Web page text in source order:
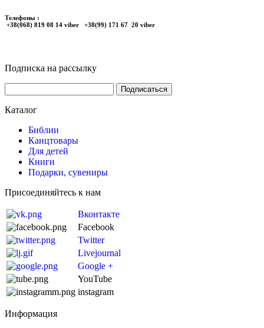
Телефоны :
+38(068) 819 08 14 viber +38(99) 171 67 20 viber
Подписка на рассылку
Каталог
Библии
Канцтовары
Для детей
Книги
Подарки, сувениры
Присоединяйтесь к нам
Вконтакте
Facebook
Twitter
Livejournal
Google +
YouTube
instagram
Информация